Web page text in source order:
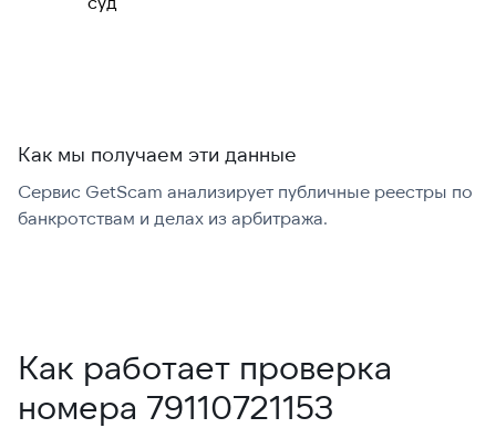
международно:
Как мы получаем эти данные
Сервис GetScam анализирует публичные реестры по
банкротствам и делах из арбитража.
Как работает проверка
номера 79110721153